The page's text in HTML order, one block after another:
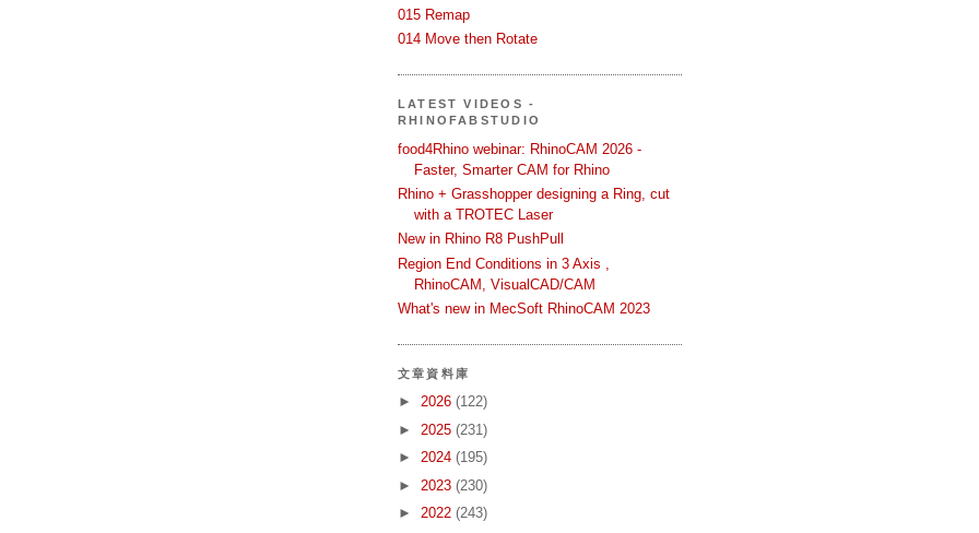
015 Remap
014 Move then Rotate
LATEST VIDEOS -
RHINOFABSTUDIO
food4Rhino webinar: RhinoCAM 2026 -
Faster, Smarter CAM for Rhino
Rhino + Grasshopper designing a Ring, cut
with a TROTEC Laser
New in Rhino R8 PushPull
Region End Conditions in 3 Axis ,
RhinoCAM, VisualCAD/CAM
What's new in MecSoft RhinoCAM 2023
文章資料庫
► 2026 (122)
► 2025 (231)
► 2024 (195)
► 2023 (230)
► 2022 (243)